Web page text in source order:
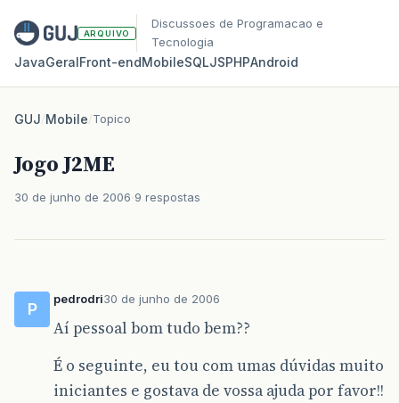
ARQUIVO
Discussoes de Programacao e
Tecnologia
JavaGeralFront‑endMobileSQLJSPHPAndroid
GUJ/Mobile/Topico
Jogo J2ME
30 de junho de 2006 9 respostas
P
pedrodri30 de junho de 2006
Aí pessoal bom tudo bem??
É o seguinte, eu tou com umas dúvidas muito
iniciantes e gostava de vossa ajuda por favor!!